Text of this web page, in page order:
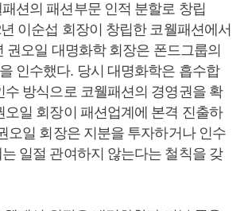
션의 패션부문 인적 분할로 창립
이순섭 회장이 창립한 코웰패션에서
권오일 대명화학 회장은 폰드그룹의
인수했다. 당시 대명화학은 흡수합
수 방식으로 코웰패션의 경영권을 확
오일 회장이 패션업계에 본격 진출하
오일 회장은 지분을 투자하거나 인수
일절 관여하지 않는다는 철칙을 갖